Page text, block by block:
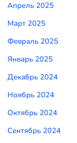
Апрель 2025
Март 2025
Февраль 2025
Январь 2025
Декабрь 2024
Ноябрь 2024
Октябрь 2024
Сентябрь 2024